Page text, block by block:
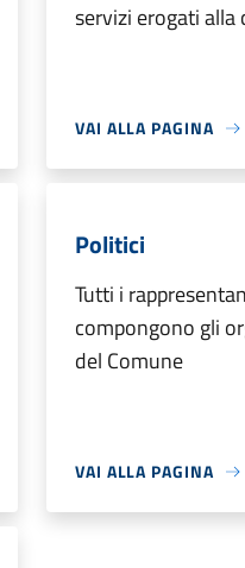
servizi erogati alla
VAI ALLA PAGINA
Politici
Tutti i
compongono gli
del Comune
VAI ALLA PAGINA